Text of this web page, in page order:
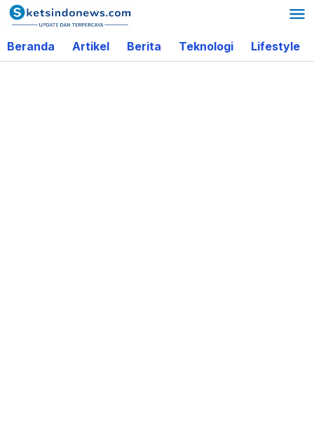
Lewati
ke
konten
Beranda Artikel Berita Teknologi Lifestyle